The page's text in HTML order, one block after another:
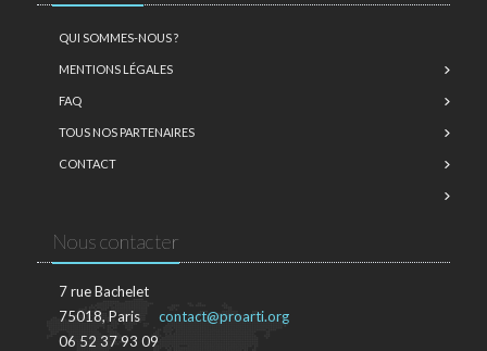
QUI SOMMES-NOUS ?
MENTIONS LÉGALES
FAQ
TOUS NOS PARTENAIRES
CONTACT
Nous contacter
7 rue Bachelet
75018, Paris
06 52 37 93 09
contact@proarti.org